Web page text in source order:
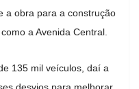
a obra para a construção
a Avenida Central.
135 mil veículos, daí a